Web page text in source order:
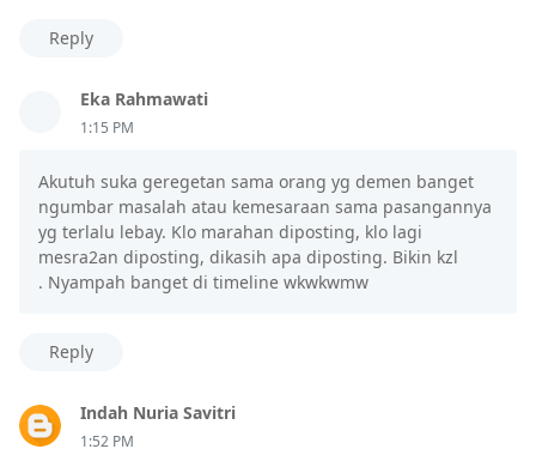
Reply
Eka Rahmawati
1:15 PM
Akutuh suka geregetan sama orang yg demen banget
ngumbar masalah atau kemesaraan sama pasangannya
yg terlalu lebay. Klo marahan diposting, klo lagi
mesra2an diposting, dikasih apa diposting. Bikin kzl
. Nyampah banget di timeline wkwkwmw
Reply
Indah Nuria Savitri
1:52 PM